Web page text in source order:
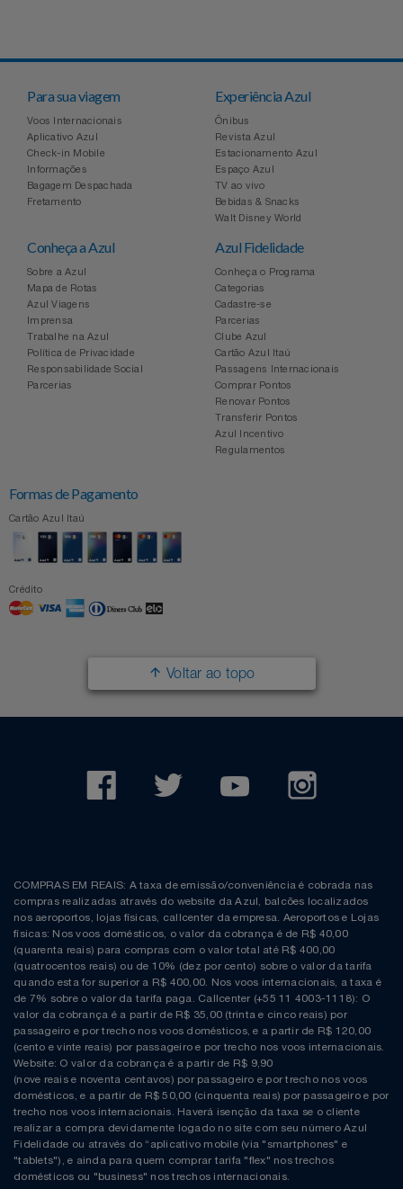
Para sua viagem
Voos Internacionais
Aplicativo Azul
Check-in Mobile
Informações
Bagagem Despachada
Fretamento
Experiência Azul
Ônibus
Revista Azul
Estacionamento Azul
Espaço Azul
TV ao vivo
Bebidas & Snacks
Walt Disney World
Conheça a Azul
Sobre a Azul
Mapa de Rotas
Azul Viagens
Imprensa
Trabalhe na Azul
Política de Privacidade
Responsabilidade Social
Parcerias
Azul Fidelidade
Conheça o Programa
Categorias
Cadastre-se
Parcerias
Clube Azul
Cartão Azul Itaú
Passagens Internacionais
Comprar Pontos
Renovar Pontos
Transferir Pontos
Azul Incentivo
Regulamentos
Formas de Pagamento
Cartão Azul Itaú
Crédito
Voltar ao topo
COMPRAS EM REAIS: A taxa de emissão/conveniência é cobrada nas
compras realizadas através do website da Azul, balcões localizados
nos aeroportos, lojas físicas, callcenter da empresa. Aeroportos e Lojas
físicas: Nos voos domésticos, o valor da cobrança é de R$ 40,00
(quarenta reais) para compras com o valor total até R$ 400,00
(quatrocentos reais) ou de 10% (dez por cento) sobre o valor da tarifa
quando esta for superior a R$ 400,00. Nos voos internacionais, a taxa é
de 7% sobre o valor da tarifa paga. Callcenter (+55 11 4003-1118): O
valor da cobrança é a partir de R$ 35,00 (trinta e cinco reais) por
passageiro e por trecho nos voos domésticos, e a partir de R$ 120,00
(cento e vinte reais) por passageiro e por trecho nos voos internacionais.
Website: O valor da cobrança é a partir de R$ 9,90
(nove reais e noventa centavos) por passageiro e por trecho nos voos
domésticos, e a partir de R$ 50,00 (cinquenta reais) por passageiro e por
trecho nos voos internacionais. Haverá isenção da taxa se o cliente
realizar a compra devidamente logado no site com seu número Azul
Fidelidade ou através do “aplicativo mobile (via "smartphones" e
"tablets"), e ainda para quem comprar tarifa "flex" nos trechos
domésticos ou "business" nos trechos internacionais.